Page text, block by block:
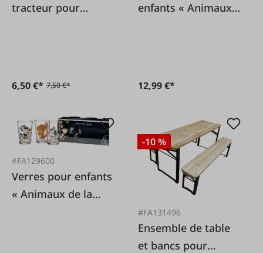
tracteur pour
6,50 €* 7,50 €*
enfants « Animaux
12,99 €*
#FA129600
Verres pour enfants
« Animaux de la
-10 %
#FA131496
Ensemble de table
et bancs pour